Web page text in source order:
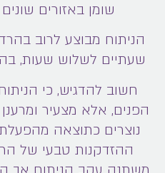
שומן באזורים שונים
הניתוח מבוצע לרוב
שעתיים לשלוש שעות,
חשוב להדגיש, כי
הפנים, אלא מצעיר
נוצרים כתוצאה
ההזדקנות טבעי של